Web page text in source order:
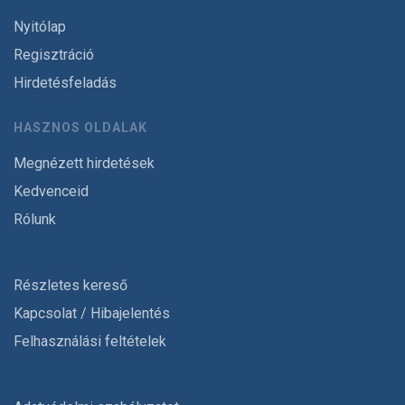
Nyitólap
Regisztráció
Hirdetésfeladás
HASZNOS OLDALAK
Megnézett hirdetések
Kedvenceid
Rólunk
Részletes kereső
Kapcsolat / Hibajelentés
Felhasználási feltételek